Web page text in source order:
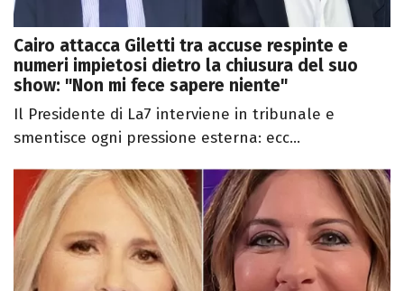
Cairo attacca Giletti tra accuse respinte e
numeri impietosi dietro la chiusura del suo
show: "Non mi fece sapere niente"
Il Presidente di La7 interviene in tribunale e
smentisce ogni pressione esterna: ecc...